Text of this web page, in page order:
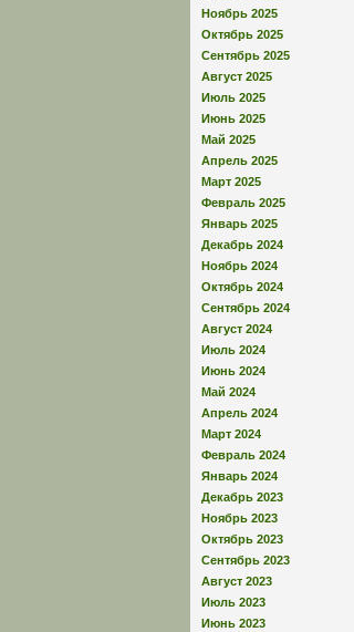
Ноябрь 2025
Октябрь 2025
Сентябрь 2025
Август 2025
Июль 2025
Июнь 2025
Май 2025
Апрель 2025
Март 2025
Февраль 2025
Январь 2025
Декабрь 2024
Ноябрь 2024
Октябрь 2024
Сентябрь 2024
Август 2024
Июль 2024
Июнь 2024
Май 2024
Апрель 2024
Март 2024
Февраль 2024
Январь 2024
Декабрь 2023
Ноябрь 2023
Октябрь 2023
Сентябрь 2023
Август 2023
Июль 2023
Июнь 2023